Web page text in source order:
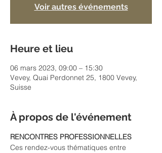
Voir autres événements
Heure et lieu
06 mars 2023, 09:00 – 15:30
Vevey, Quai Perdonnet 25, 1800 Vevey,
Suisse
À propos de l'événement
RENCONTRES PROFESSIONNELLES
Ces rendez-vous thématiques entre